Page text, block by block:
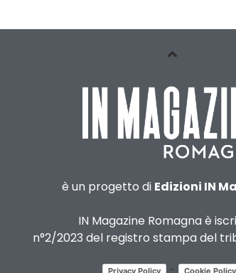
è un progetto di Edizioni IN
IN Magazine Romagna è
n°2/2023 del registro stampa del
Privacy Policy - Cookie Policy